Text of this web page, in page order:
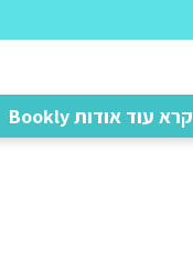
קרא עוד אודות Bookly